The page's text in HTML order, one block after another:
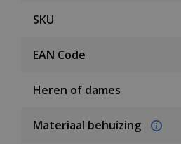
SKU
EAN Code
Heren of dames
Materiaal behuizing